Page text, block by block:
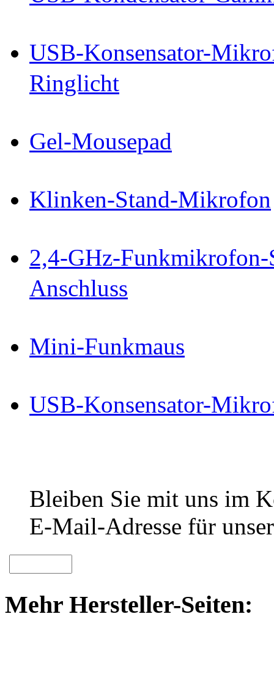
USB-Konsensator-
Ringlicht
Gel-Mousepad
Klinken-Stand-Mikrofon
2,4-GHz-
Anschluss
Mini-Funkmaus
USB-Konsensator-
Bleiben Sie mit uns im
E-Mail-Adresse für
Mehr Hersteller-Seiten: